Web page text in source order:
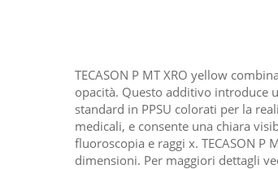
TECASON P MT XRO yellow
opacità. Questo additivo introduce
standard in PPSU colorati per la
medicali, e consente una chiara
fluoroscopia e raggi x. TECASON P
dimensioni. Per maggiori dettagli